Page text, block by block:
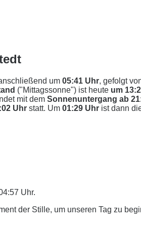
um 05:41 Uhr, gefolgt
("Mittagssonne") ist heute um
mit dem Sonnenuntergang ab
Uhr statt. Um 01:29 Uhr ist dann
Uhr.
der Stille, um unseren Tag zu